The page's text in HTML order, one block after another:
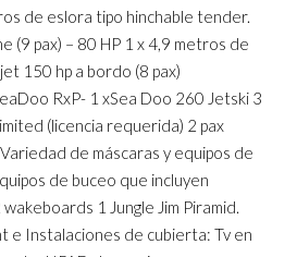
de eslora tipo hinchable tender.
(9 pax) – 80 HP 1 x 4,9 metros de
150 hp a bordo (8 pax)
RxP- 1 xSea Doo 260 Jetski 3
(licencia requerida) 2 pax
de máscaras y equipos de
de buceo que incluyen
1 Jungle Jim Piramid.
e Instalaciones de cubierta: Tv en